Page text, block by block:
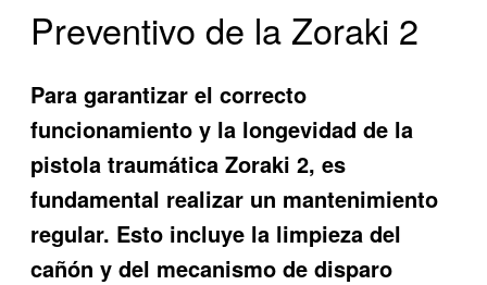
Preventivo de la Zoraki 2
Para garantizar el correcto
funcionamiento y la longevidad de la
pistola traumática Zoraki 2, es
fundamental realizar un mantenimiento
regular. Esto incluye la limpieza del
cañón y del mecanismo de disparo